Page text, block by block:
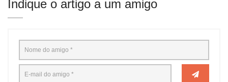
Indique o artigo a um amigo